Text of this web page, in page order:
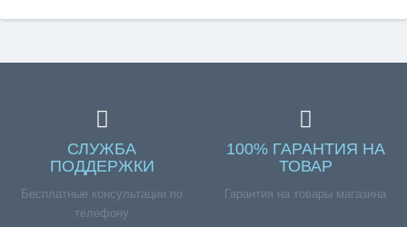
СЛУЖБА
ПОДДЕРЖКИ
Бесплатные консультации по
телефону
100% ГАРАНТИЯ НА
ТОВАР
Гарантия на товары магазина